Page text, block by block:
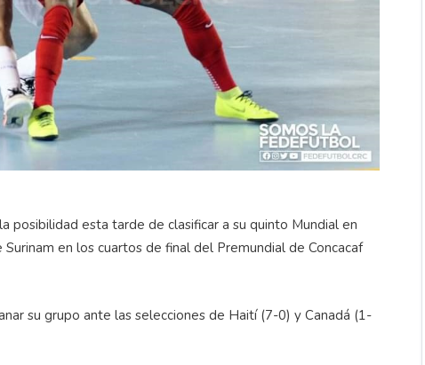
posibilidad esta tarde de clasificar a su quinto Mundial en
en los cuartos de final del Premundial de Concacaf
su grupo ante las selecciones de Haití (7-0) y Canadá (1-